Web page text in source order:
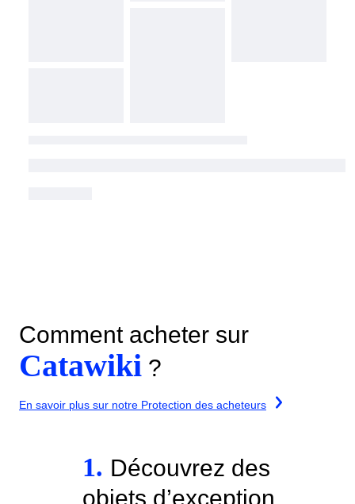
Comment acheter sur
Catawiki ?
En savoir plus sur notre Protection des acheteurs
1. Découvrez des
objets d’exception